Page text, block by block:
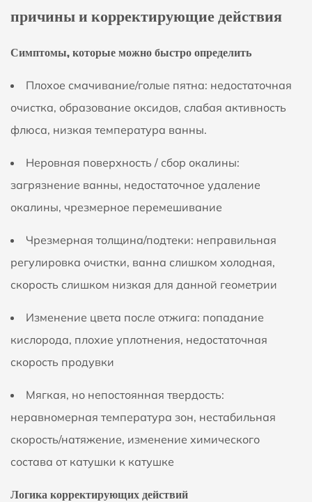
причины и корректирующие действия
Симптомы, которые можно быстро определить
Плохое смачивание/голые пятна: недостаточная
очистка, образование оксидов, слабая активность
флюса, низкая температура ванны.
Неровная поверхность / сбор окалины:
загрязнение ванны, недостаточное удаление
окалины, чрезмерное перемешивание
Чрезмерная толщина/подтеки: неправильная
регулировка очистки, ванна слишком холодная,
скорость слишком низкая для данной геометрии
Изменение цвета после отжига: попадание
кислорода, плохие уплотнения, недостаточная
скорость продувки
Мягкая, но непостоянная твердость:
неравномерная температура зон, нестабильная
скорость/натяжение, изменение химического
состава от катушки к катушке
Логика корректирующих действий